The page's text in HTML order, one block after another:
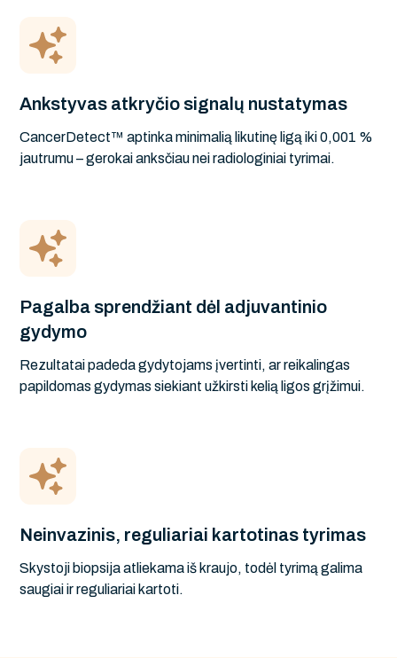
Ankstyvas atkryčio signalų nustatymas
CancerDetect™ aptinka minimalią likutinę ligą iki 0,001 %
jautrumu – gerokai anksčiau nei radiologiniai tyrimai.
Pagalba sprendžiant dėl adjuvantinio
gydymo
Rezultatai padeda gydytojams įvertinti, ar reikalingas
papildomas gydymas siekiant užkirsti kelią ligos grįžimui.
Neinvazinis, reguliariai kartotinas tyrimas
Skystoji biopsija atliekama iš kraujo, todėl tyrimą galima
saugiai ir reguliariai kartoti.